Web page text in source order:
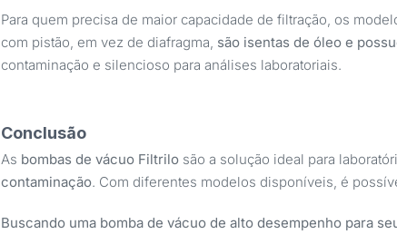
Para quem precisa de maior capacidade de filtração, os
com pistão, em vez de diafragma, são isentas de óleo e
contaminação e silencioso para análises laboratoriais.
Conclusão
As bombas de vácuo Filtrilo são a solução ideal para
contaminação. Com diferentes modelos disponíveis, é
Buscando uma bomba de vácuo de alto desempenho para